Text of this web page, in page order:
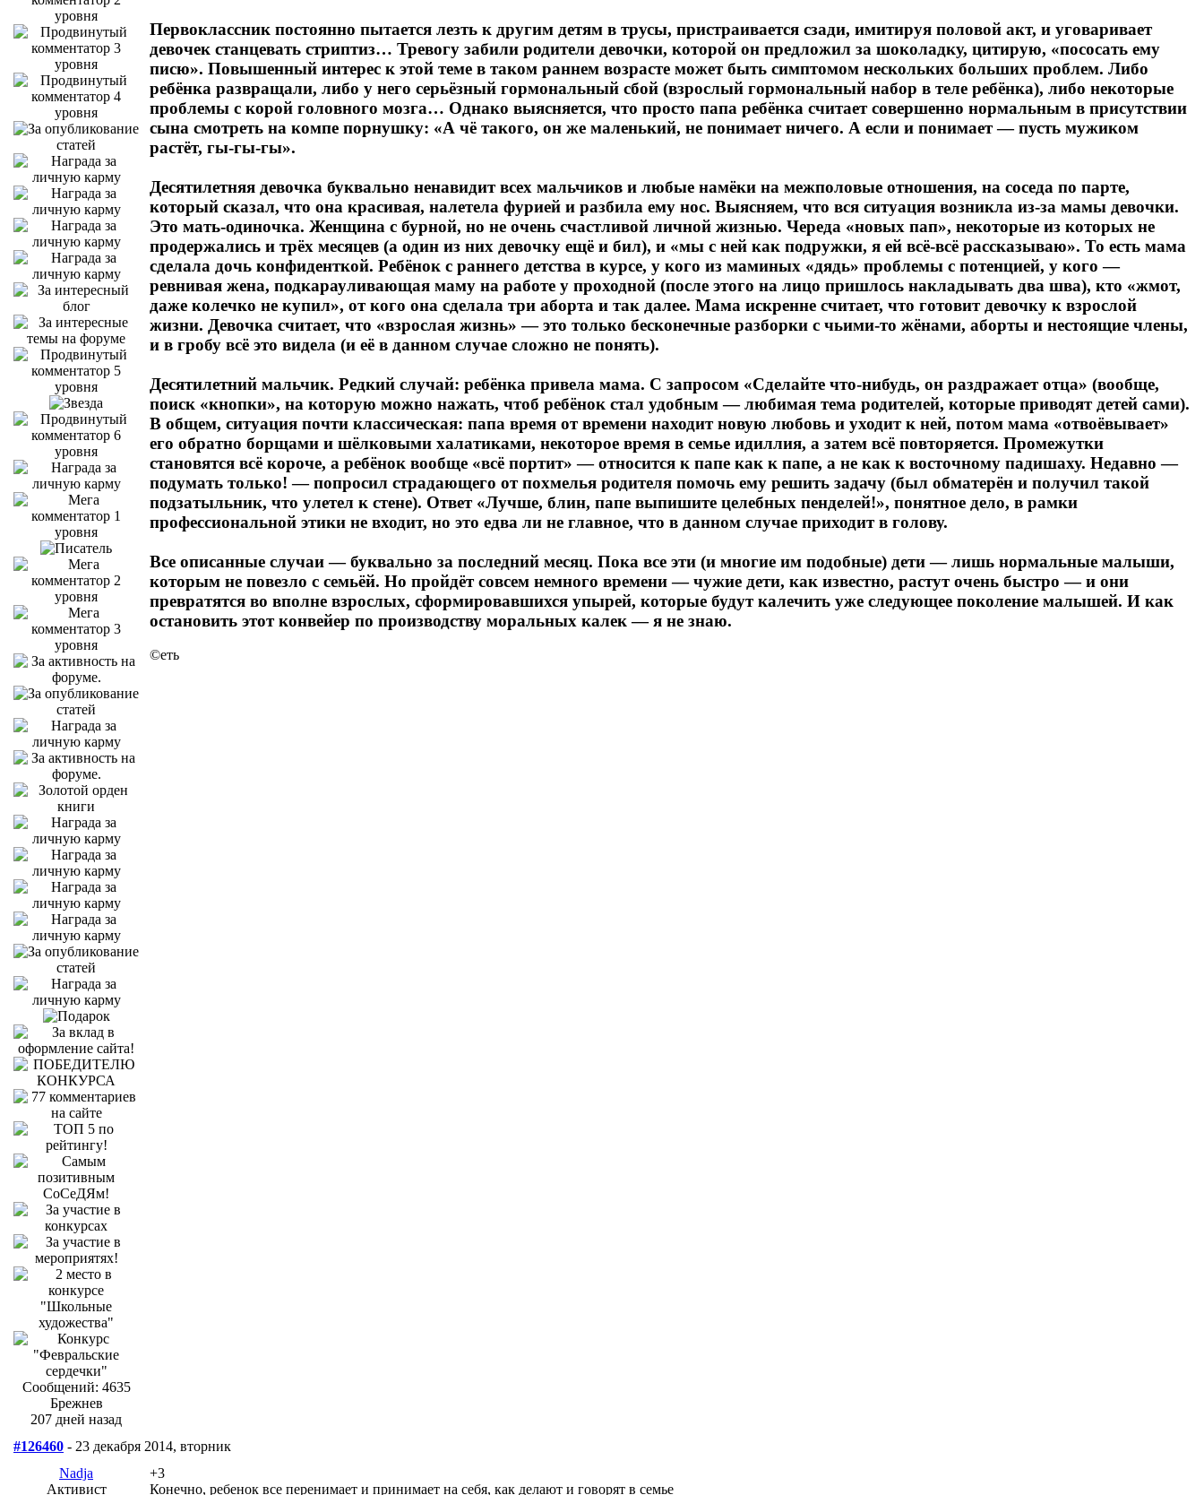
Сообщений: 4635
Брежнев
207 дней назад
Первоклассник постоянно пытается лезть к другим детям в трусы, пристраивается сзади, имитируя половой акт, и уговаривает
девочек станцевать стриптиз… Тревогу забили родители девочки, которой он предложил за шоколадку, цитирую, «пососать ему
писю». Повышенный интерес к этой теме в таком раннем возрасте может быть симптомом нескольких больших проблем. Либо
ребёнка развращали, либо у него серьёзный гормональный сбой (взрослый гормональный набор в теле ребёнка), либо некоторые
проблемы с корой головного мозга… Однако выясняется, что просто папа ребёнка считает совершенно нормальным в присутствии
сына смотреть на компе порнушку: «А чё такого, он же маленький, не понимает ничего. А если и понимает — пусть мужиком
растёт, гы-гы-гы».
Десятилетняя девочка буквально ненавидит всех мальчиков и любые намёки на межполовые отношения, на соседа по парте,
который сказал, что она красивая, налетела фурией и разбила ему нос. Выясняем, что вся ситуация возникла из-за мамы девочки.
Это мать-одиночка. Женщина с бурной, но не очень счастливой личной жизнью. Череда «новых пап», некоторые из которых не
продержались и трёх месяцев (а один из них девочку ещё и бил), и «мы с ней как подружки, я ей всё-всё рассказываю». То есть мама
сделала дочь конфиденткой. Ребёнок с раннего детства в курсе, у кого из маминых «дядь» проблемы с потенцией, у кого —
ревнивая жена, подкарауливающая маму на работе у проходной (после этого на лицо пришлось накладывать два шва), кто «жмот,
даже колечко не купил», от кого она сделала три аборта и так далее. Мама искренне считает, что готовит девочку к взрослой
жизни. Девочка считает, что «взрослая жизнь» — это только бесконечные разборки с чьими-то жёнами, аборты и нестоящие члены,
и в гробу всё это видела (и её в данном случае сложно не понять).
Десятилетний мальчик. Редкий случай: ребёнка привела мама. С запросом «Сделайте что-нибудь, он раздражает отца» (вообще,
поиск «кнопки», на которую можно нажать, чтоб ребёнок стал удобным — любимая тема родителей, которые приводят детей сами).
В общем, ситуация почти классическая: папа время от времени находит новую любовь и уходит к ней, потом мама «отвоёвывает»
его обратно борщами и шёлковыми халатиками, некоторое время в семье идиллия, а затем всё повторяется. Промежутки
становятся всё короче, а ребёнок вообще «всё портит» — относится к папе как к папе, а не как к восточному падишаху. Недавно —
подумать только! — попросил страдающего от похмелья родителя помочь ему решить задачу (был обматерён и получил такой
подзатыльник, что улетел к стене). Ответ «Лучше, блин, папе выпишите целебных пенделей!», понятное дело, в рамки
профессиональной этики не входит, но это едва ли не главное, что в данном случае приходит в голову.
Все описанные случаи — буквально за последний месяц. Пока все эти (и многие им подобные) дети — лишь нормальные малыши,
которым не повезло с семьёй. Но пройдёт совсем немного времени — чужие дети, как известно, растут очень быстро — и они
превратятся во вполне взрослых, сформировавшихся упырей, которые будут калечить уже следующее поколение малышей. И как
остановить этот конвейер по производству моральных калек — я не знаю.
©еть
#126460 - 23 декабря 2014, вторник
Nadja
Активист
+3
Конечно, ребенок все перенимает и принимает на себя, как делают и говорят в семье